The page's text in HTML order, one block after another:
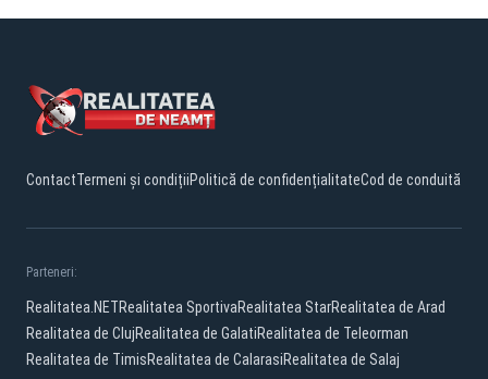
ContactTermeni și condițiiPolitică de confidențialitateCod de conduită
Parteneri:
Realitatea.NETRealitatea SportivaRealitatea StarRealitatea de Arad
Realitatea de ClujRealitatea de GalatiRealitatea de Teleorman
Realitatea de TimisRealitatea de CalarasiRealitatea de Salaj